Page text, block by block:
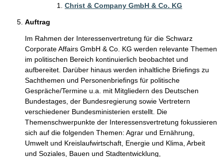
Christ & Company GmbH & Co. KG
Auftrag
Im Rahmen der Interessenvertretung für die Schwarz
Corporate Affairs GmbH & Co. KG werden relevante Themen
im politischen Bereich kontinuierlich beobachtet und
aufbereitet. Darüber hinaus werden inhaltliche Briefings zu
Sachthemen und Personenbriefings für politische
Gespräche/Termine u.a. mit Mitgliedern des Deutschen
Bundestages, der Bundesregierung sowie Vertretern
verschiedener Bundesministerien erstellt. Die
Themenschwerpunkte der Interessensvertretung fokussieren
sich auf die folgenden Themen: Agrar und Ernährung,
Umwelt und Kreislaufwirtschaft, Energie und Klima, Arbeit
und Soziales, Bauen und Stadtentwicklung,